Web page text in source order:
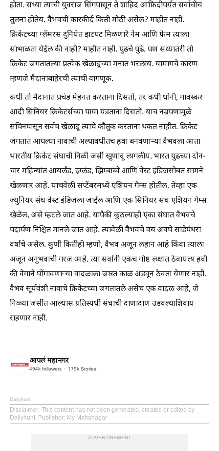
होता. सध्या त्याची युवराज सिंगपासून ते शाहिद आफ्रिदीपर्यंत सर्वांचीच
तुलना होतेय. वैभवची कारकीर्द किती मोठी असेल? माहीत नाही.
क्रिकेटच्या ग्लॅमरस दुनियेत झटपट मिळणारे नेम आणि फेम त्याला
सांभाळता येईल की नाही? माहीत नाही. पुढचे पुढे. पण सध्यातरी तो
क्रिकेट जगतातल्या प्रत्येक खेळाडूच्या मनात भरलाय. यामागचे कारण
म्हणजे मैदानाबाहेरची त्याची वागणूक.
कधी तो मैदानात प्रचंड मेहनत करताना दिसतो, तर कधी धोनी, गावस्कर
आदी सिनियर क्रिकेटर्सच्या पाया पडताना दिसतो. याच नम्रपणामुळे
सचिनपासून सर्वच खेळाडू त्याचे कौतुक करताना थकत नाहीत. क्रिकेट
जगतात आपल्या नावाची अल्पावधीतच हवा बनवणार्‍या वैभवला आता
भारतीय क्रिकेट संघाची निळी जर्सी खुणावू लागलीय. भारत पुढच्या दोन-
चार महिन्यांत आयर्लंड, इंग्लंड, झिम्बाब्वे आणि वेस्ट इंडिजसोबत सामने
खेळणार आहे. याचवेळी सप्टेंबरमध्ये एशियन गेम्स होतील. तेव्हा एक
ज्युनियर संघ वेस्ट इंडिजला जाईल आणि एक सिनियर संघ एशियन गेम्स
खेळेल, असे म्हटले जात आहे. यापैकी कुठल्याही एका संघात वैभवचे
पदार्पण निश्चित मानले जात आहे. त्यावेळी वैभवचे वय अवघे साडेपंधरा
वर्षांचे असेल. कुणी कितीही म्हणो, वैभव अजून लहान आहे किंवा त्याला
अजून अनुभवाची गरज आहे. त्या सर्वांनी एकच गोष्ट लक्षात ठेवायला हवी
की वेगाने घोंगावणार्‍या वादळाला जास्त काळ अडवून ठेवता येणार नाही.
वैभव सूर्यवंशी नावाचे क्रिकेटच्या जगतातले असेच एक वादळ आहे, जे
निळ्या जर्सीत आल्यास प्रतिस्पर्धी संघाची दाणादाण उडवल्याशिवाय
राहणार नाही.
आपलं महानगर
494k followers 179k Stories
Dailyhunt
Disclaimer: This content has not been generated, created or edited by
Dailyhunt. Publisher: My Mahanagar
ADVERTISEMENT